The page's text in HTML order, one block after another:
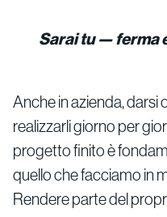
Sarai tu — ferma
Anche in azienda, darsi
realizzarli giorno per
progetto finito è
quello che facciamo in
Rendere parte del